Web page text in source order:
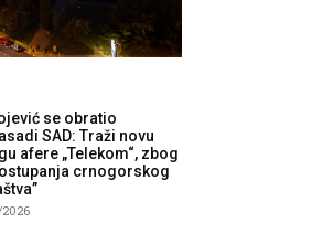
se obratio
SAD: Traži novu
afere „Telekom“, zbog
crnogorskog